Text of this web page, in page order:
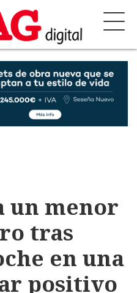
un menor
tras
en una
positivo